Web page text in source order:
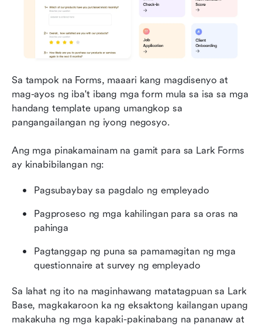
Sa tampok na Forms, maaari kang magdisenyo at
mag-ayos ng iba't ibang mga form mula sa isa sa mga
handang template upang umangkop sa
pangangailangan ng iyong negosyo.
Ang mga pinakamainam na gamit para sa Lark Forms
ay kinabibilangan ng:
Pagsubaybay sa pagdalo ng empleyado
Pagproseso ng mga kahilingan para sa oras na
pahinga
Pagtanggap ng puna sa pamamagitan ng mga
questionnaire at survey ng empleyado
Sa lahat ng ito na maginhawang matatagpuan sa Lark
Base, magkakaroon ka ng eksaktong kailangan upang
makakuha ng mga kapaki-pakinabang na pananaw at